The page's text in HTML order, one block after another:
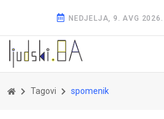
NEDJELJA, 9. AVG 2026.
Tagovi spomenik